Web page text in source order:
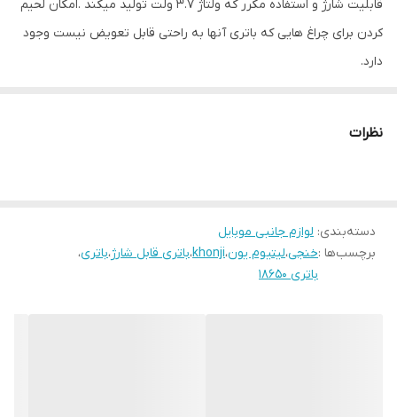
قابلیت شارژ و استفاده مکرر که ولتاژ 3.7 ولت تولید میکند .امکان لحیم
کردن برای چراغ هایی که باتری آنها به راحتی قابل تعویض نیست وجود
دارد.
نظرات
دسته‌بندی: لوازم جانبی موبایل
برچسب‌ها :خنجی،لیتیوم یون،khonji،باتری قابل شارژ،باتری،
باتری 18650